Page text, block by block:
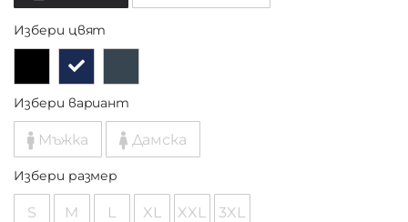
Избери цвят
Избери вариант
Мъжка Дамска
Избери размер
S M L XL XXL 3XL